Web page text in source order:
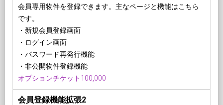
会員専用物件を登録できます。主なページと機能はこちら
です。
・新規会員登録画面
・ログイン画面
・パスワード再発行機能
・非公開物件登録機能
オプションチケット100,000
会員登録機能拡張2